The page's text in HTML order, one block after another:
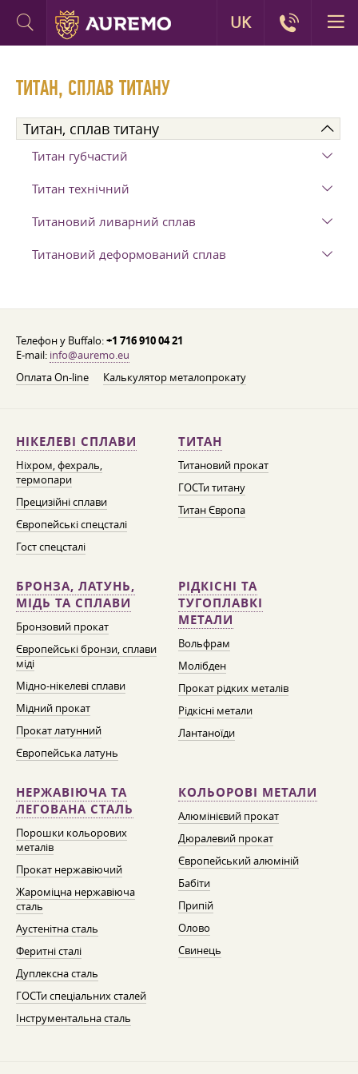
ТИТАН, СПЛАВ ТИТАНУ
Титан, сплав титану
Титан губчастий
Титан технічний
Титановий ливарний сплав
Титановий деформований сплав
Телефон у Buffalo:+1 716 910 04 21
E-mail: info@auremo.eu
Оплата On-line
Калькулятор металопрокату
НІКЕЛЕВІ СПЛАВИ
Ніхром, фехраль,
термопари
Прецизійні сплави
Європейські спецсталі
Гост спецсталі
ТИТАН
Титановий прокат
ГОСТи титану
Титан Європа
БРОНЗА, ЛАТУНЬ,
МІДЬ ТА СПЛАВИ
Бронзовий прокат
Європейські бронзи, сплави
міді
Мідно-нікелеві сплави
Мідний прокат
Прокат латунний
Європейська латунь
РІДКІСНІ ТА
ТУГОПЛАВКІ
МЕТАЛИ
Вольфрам
Молібден
Прокат рідких металів
Рідкісні метали
Лантаноїди
НЕРЖАВІЮЧА ТА
ЛЕГОВАНА СТАЛЬ
Порошки кольорових
металів
Прокат нержавіючий
Жароміцна нержавіюча
сталь
Аустенітна сталь
Феритні сталі
Дуплексна сталь
ГОСТи спеціальних сталей
Інструментальна сталь
КОЛЬОРОВІ МЕТАЛИ
Алюмінієвий прокат
Дюралевий прокат
Європейський алюміній
Бабіти
Припій
Олово
Свинець
UK